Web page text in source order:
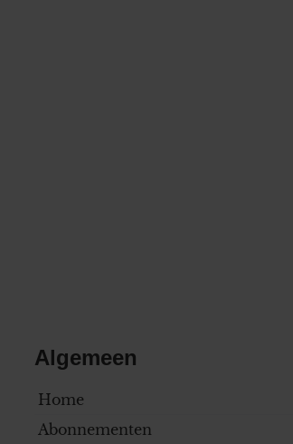
Algemeen
Home
Abonnementen